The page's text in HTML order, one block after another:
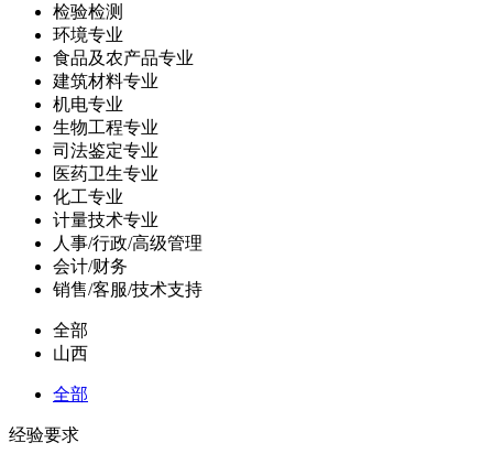
检验检测
环境专业
食品及农产品专业
建筑材料专业
机电专业
生物工程专业
司法鉴定专业
医药卫生专业
化工专业
计量技术专业
人事/行政/高级管理
会计/财务
销售/客服/技术支持
全部
山西
全部
经验要求